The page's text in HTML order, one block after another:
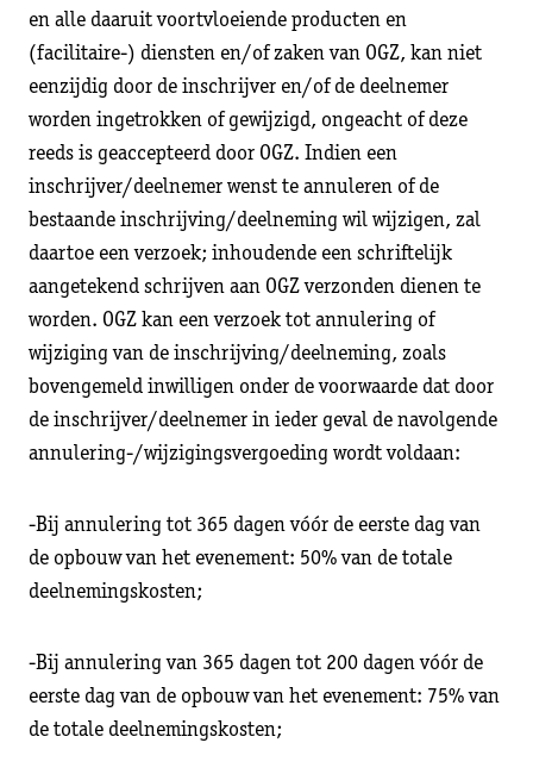
en alle daaruit voortvloeiende producten en
(facilitaire-) diensten en/of zaken van OGZ, kan niet
eenzijdig door de inschrijver en/of de deelnemer
worden ingetrokken of gewijzigd, ongeacht of deze
reeds is geaccepteerd door OGZ. Indien een
inschrijver/deelnemer wenst te annuleren of de
bestaande inschrijving/deelneming wil wijzigen, zal
daartoe een verzoek; inhoudende een schriftelijk
aangetekend schrijven aan OGZ verzonden dienen te
worden. OGZ kan een verzoek tot annulering of
wijziging van de inschrijving/deelneming, zoals
bovengemeld inwilligen onder de voorwaarde dat door
de inschrijver/deelnemer in ieder geval de navolgende
annulering-/wijzigingsvergoeding wordt voldaan:
-Bij annulering tot 365 dagen vóór de eerste dag van
de opbouw van het evenement: 50% van de totale
deelnemingskosten;
-Bij annulering van 365 dagen tot 200 dagen vóór de
eerste dag van de opbouw van het evenement: 75% van
de totale deelnemingskosten;